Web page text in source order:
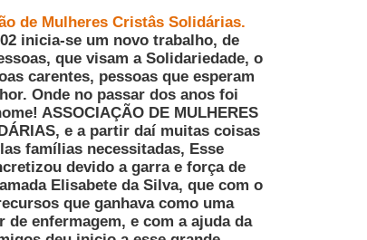
de Mulheres Cristâs Solidárias.
inicia-se um novo trabalho, de
que visam a Solidariedade, o
carentes, pessoas que esperam
Onde no passar dos anos foi
ASSOCIAÇÃO DE MULHERES
e a partir daí muitas coisas
famílias necessitadas, Esse
devido a garra e força de
Elisabete da Silva, que com o
que ganhava como uma
de enfermagem, e com a ajuda da